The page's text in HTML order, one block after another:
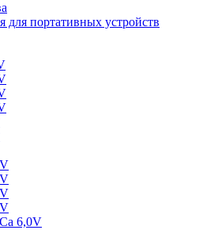
для портативных устройств
6,0V